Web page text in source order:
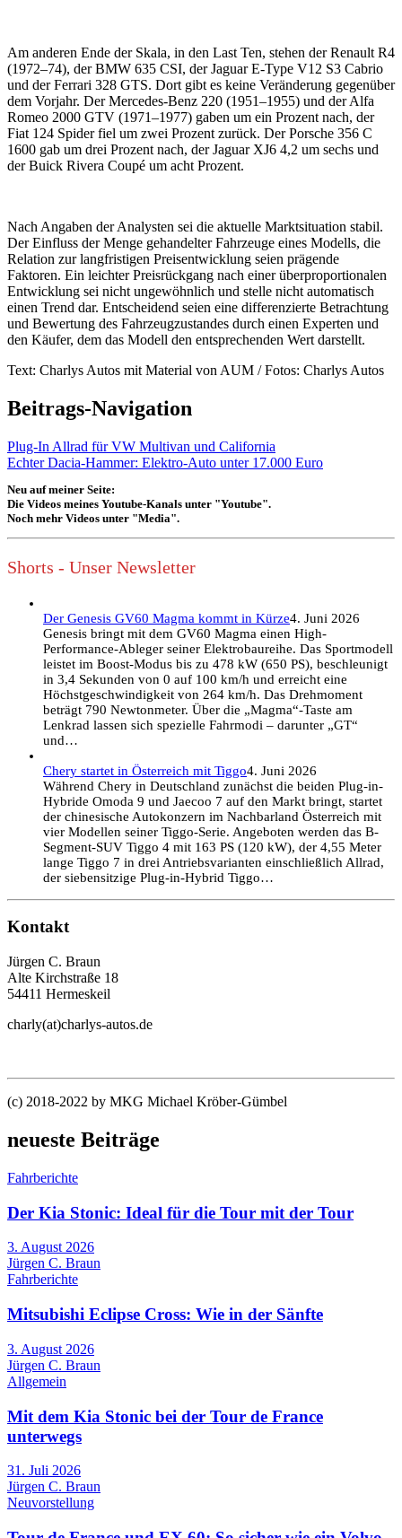
Am anderen Ende der Skala, in den Last Ten, stehen der Renault R4
(1972–74), der BMW 635 CSI, der Jaguar E-Type V12 S3 Cabrio
und der Ferrari 328 GTS. Dort gibt es keine Veränderung gegenüber
dem Vorjahr. Der Mercedes-Benz 220 (1951–1955) und der Alfa
Romeo 2000 GTV (1971–1977) gaben um ein Prozent nach, der
Fiat 124 Spider fiel um zwei Prozent zurück. Der Porsche 356 C
1600 gab um drei Prozent nach, der Jaguar XJ6 4,2 um sechs und
der Buick Rivera Coupé um acht Prozent.
Nach Angaben der Analysten sei die aktuelle Marktsituation stabil.
Der Einfluss der Menge gehandelter Fahrzeuge eines Modells, die
Relation zur langfristigen Preisentwicklung seien prägende
Faktoren. Ein leichter Preisrückgang nach einer überproportionalen
Entwicklung sei nicht ungewöhnlich und stelle nicht automatisch
einen Trend dar. Entscheidend seien eine differenzierte Betrachtung
und Bewertung des Fahrzeugzustandes durch einen Experten und
den Käufer, dem das Modell den entsprechenden Wert darstellt.
Text: Charlys Autos mit Material von AUM / Fotos: Charlys Autos
Beitrags-Navigation
Plug-In Allrad für VW Multivan und California
Echter Dacia-Hammer: Elektro-Auto unter 17.000 Euro
Neu auf meiner Seite:
Die Videos meines Youtube-Kanals unter "Youtube".
Noch mehr Videos unter "Media".
Shorts - Unser Newsletter
Der Genesis GV60 Magma kommt in Kürze4. Juni 2026
Genesis bringt mit dem GV60 Magma einen High-
Performance-Ableger seiner Elektrobaureihe. Das Sportmodell
leistet im Boost-Modus bis zu 478 kW (650 PS), beschleunigt
in 3,4 Sekunden von 0 auf 100 km/h und erreicht eine
Höchstgeschwindigkeit von 264 km/h. Das Drehmoment
beträgt 790 Newtonmeter. Über die „Magma“-Taste am
Lenkrad lassen sich spezielle Fahrmodi – darunter „GT“
und…
Chery startet in Österreich mit Tiggo4. Juni 2026
Während Chery in Deutschland zunächst die beiden Plug-in-
Hybride Omoda 9 und Jaecoo 7 auf den Markt bringt, startet
der chinesische Autokonzern im Nachbarland Österreich mit
vier Modellen seiner Tiggo-Serie. Angeboten werden das B-
Segment-SUV Tiggo 4 mit 163 PS (120 kW), der 4,55 Meter
lange Tiggo 7 in drei Antriebsvarianten einschließlich Allrad,
der siebensitzige Plug-in-Hybrid Tiggo…
Kontakt
Jürgen C. Braun
Alte Kirchstraße 18
54411 Hermeskeil
charly(at)charlys-autos.de
(c) 2018-2022 by MKG Michael Kröber-Gümbel
neueste Beiträge
Fahrberichte
Der Kia Stonic: Ideal für die Tour mit der Tour
3. August 2026
Jürgen C. Braun
Fahrberichte
Mitsubishi Eclipse Cross: Wie in der Sänfte
3. August 2026
Jürgen C. Braun
Allgemein
Mit dem Kia Stonic bei der Tour de France
unterwegs
31. Juli 2026
Jürgen C. Braun
Neuvorstellung